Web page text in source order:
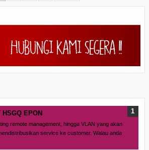
EPON
remote management, hingga VLAN yang akan
service ke customer. Walau anda